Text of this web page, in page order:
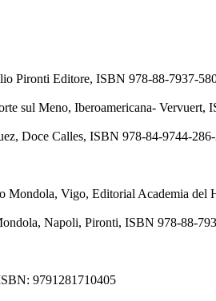
Pironti Editore, ISBN 978-88-7937-
sul Meno, Iberoamericana- Vervuert,
Doce Calles, ISBN 978-84-9744-
Mondola, Vigo, Editorial Academia
Napoli, Pironti, ISBN 978-88-
9791281710405